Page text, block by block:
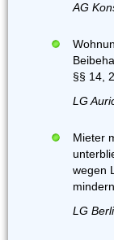
AG
§§ 14,
LG
Mieter
wegen
LG